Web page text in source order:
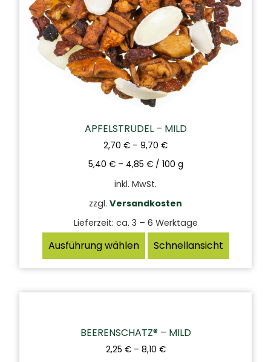
APFELSTRUDEL – MILD
2,70 € – 9,70 €
5,40 €– 4,85 €/ 100 g
inkl. MwSt.
zzgl. Versandkosten
Lieferzeit: ca. 3 – 6 Werktage
Ausführung wählen Schnellansicht
BEERENSCHATZ® – MILD
2,25 €– 8,10 €